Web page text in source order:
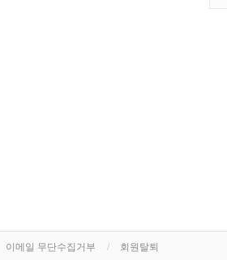
이메일 무단수집거부 회원탈퇴